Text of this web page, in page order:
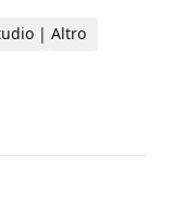
| Altro